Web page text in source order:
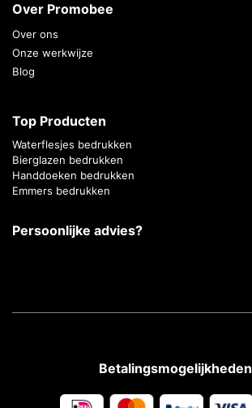
Over Promobee
Over ons
Onze werkwijze
Blog
Top Producten
Waterflesjes bedrukken
Bierglazen bedrukken
Handdoeken bedrukken
Emmers bedrukken
Persoonlijke advies?
Betalingsmogelijkheden